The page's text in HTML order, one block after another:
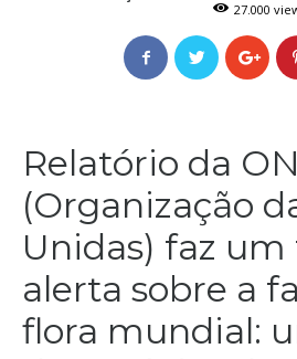
27.000
Relatório da
(Organização
Unidas) faz
alerta sobre a
flora mundial: